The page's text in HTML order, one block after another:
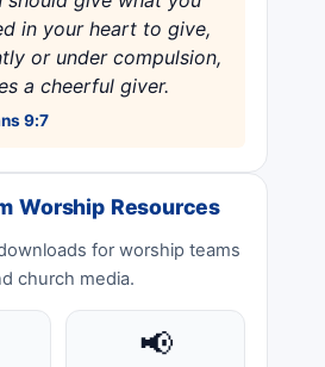
in your heart to give,
or under compulsion,
a cheerful giver.
9:7
Worship Resources
for worship teams
church media.
📢